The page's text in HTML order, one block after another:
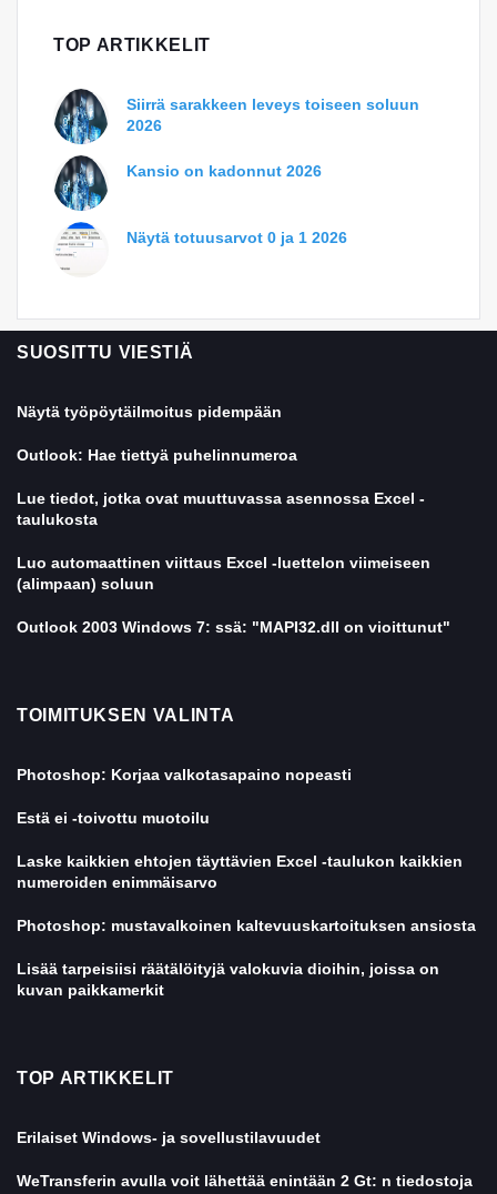
TOP ARTIKKELIT
Siirrä sarakkeen leveys toiseen soluun
2026
Kansio on kadonnut 2026
Näytä totuusarvot 0 ja 1 2026
SUOSITTU VIESTIÄ
Näytä työpöytäilmoitus pidempään
Outlook: Hae tiettyä puhelinnumeroa
Lue tiedot, jotka ovat muuttuvassa asennossa Excel -
taulukosta
Luo automaattinen viittaus Excel -luettelon viimeiseen
(alimpaan) soluun
Outlook 2003 Windows 7: ssä: "MAPI32.dll on vioittunut"
TOIMITUKSEN VALINTA
Photoshop: Korjaa valkotasapaino nopeasti
Estä ei -toivottu muotoilu
Laske kaikkien ehtojen täyttävien Excel -taulukon kaikkien
numeroiden enimmäisarvo
Photoshop: mustavalkoinen kaltevuuskartoituksen ansiosta
Lisää tarpeisiisi räätälöityjä valokuvia dioihin, joissa on
kuvan paikkamerkit
TOP ARTIKKELIT
Erilaiset Windows- ja sovellustilavuudet
WeTransferin avulla voit lähettää enintään 2 Gt: n tiedostoja